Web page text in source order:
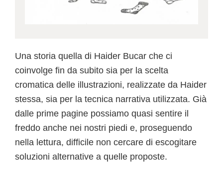
Una storia quella di Haider Bucar che ci
coinvolge fin da subito sia per la scelta
cromatica delle illustrazioni, realizzate da Haider
stessa, sia per la tecnica narrativa utilizzata. Già
dalle prime pagine possiamo quasi sentire il
freddo anche nei nostri piedi e, proseguendo
nella lettura, difficile non cercare di escogitare
soluzioni alternative a quelle proposte.